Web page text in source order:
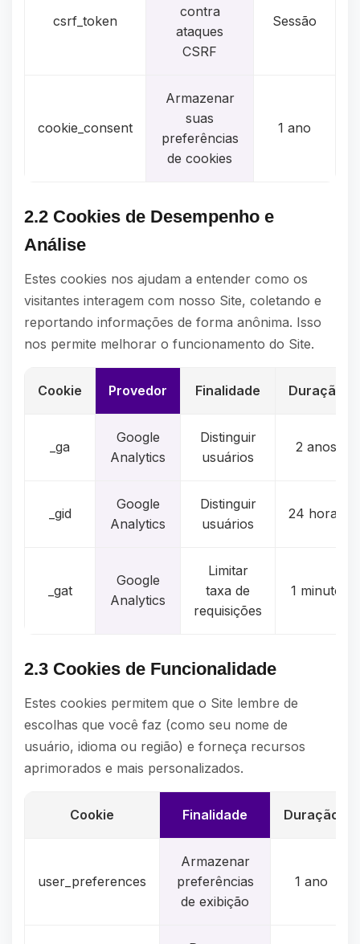
csrf_token
contra
ataques
CSRF
Sessão
cookie_consent
Armazenar
suas
preferências
de cookies
1 ano
2.2 Cookies de Desempenho e
Análise
Estes cookies nos ajudam a entender como os
visitantes interagem com nosso Site, coletando e
reportando informações de forma anônima. Isso
nos permite melhorar o funcionamento do Site.
Cookie Provedor Finalidade Duração
_ga
Google
Analytics
Distinguir
usuários
2 anos
_gid
Google
Analytics
Distinguir
usuários
24 horas
_gat
Google
Analytics
Limitar
taxa de
requisições
1 minuto
2.3 Cookies de Funcionalidade
Estes cookies permitem que o Site lembre de
escolhas que você faz (como seu nome de
usuário, idioma ou região) e forneça recursos
aprimorados e mais personalizados.
Cookie Finalidade Duração
user_preferences
Armazenar
preferências
de exibição
1 ano